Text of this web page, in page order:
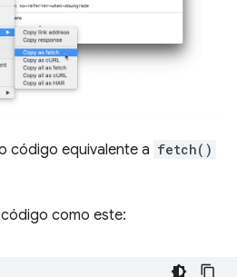
código equivalente a fetch()
como este: